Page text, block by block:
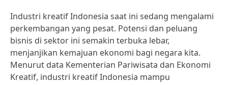
Industri kreatif Indonesia saat ini sedang mengalami
perkembangan yang pesat. Potensi dan peluang
bisnis di sektor ini semakin terbuka lebar,
menjanjikan kemajuan ekonomi bagi negara kita.
Menurut data Kementerian Pariwisata dan Ekonomi
Kreatif, industri kreatif Indonesia mampu